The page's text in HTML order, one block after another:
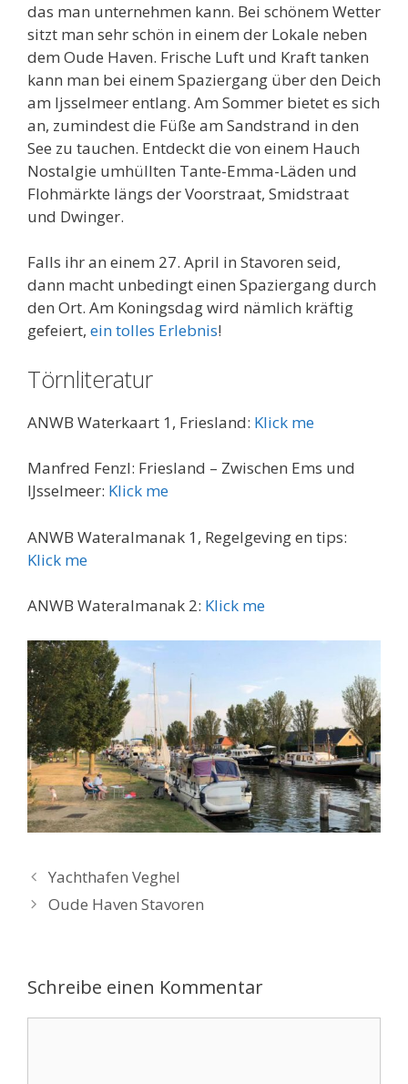
das man unternehmen kann. Bei schönem Wetter
sitzt man sehr schön in einem der Lokale neben
dem Oude Haven. Frische Luft und Kraft tanken
kann man bei einem Spaziergang über den Deich
am Ijsselmeer entlang. Am Sommer bietet es sich
an, zumindest die Füße am Sandstrand in den
See zu tauchen. Entdeckt die von einem Hauch
Nostalgie umhüllten Tante-Emma-Läden und
Flohmärkte längs der Voorstraat, Smidstraat
und Dwinger.
Falls ihr an einem 27. April in Stavoren seid,
dann macht unbedingt einen Spaziergang durch
den Ort. Am Koningsdag wird nämlich kräftig
gefeiert, ein tolles Erlebnis!
Törnliteratur
ANWB Waterkaart 1, Friesland: Klick me
Manfred Fenzl: Friesland – Zwischen Ems und
IJsselmeer: Klick me
ANWB Wateralmanak 1, Regelgeving en tips:
Klick me
ANWB Wateralmanak 2: Klick me
Yachthafen Veghel
Oude Haven Stavoren
Schreibe einen Kommentar